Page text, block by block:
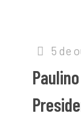
5 de